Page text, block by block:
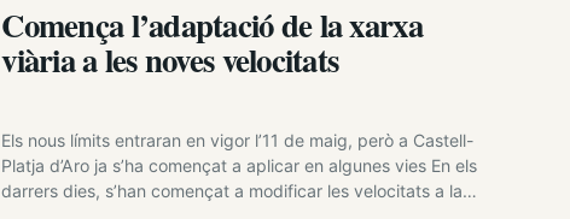
Comença l’adaptació de la xarxa
viària a les noves velocitats
Els nous límits entraran en vigor l’11 de maig, però a Castell-
Platja d’Aro ja s’ha començat a aplicar en algunes vies En els
darrers dies, s’han començat a modificar les velocitats a la